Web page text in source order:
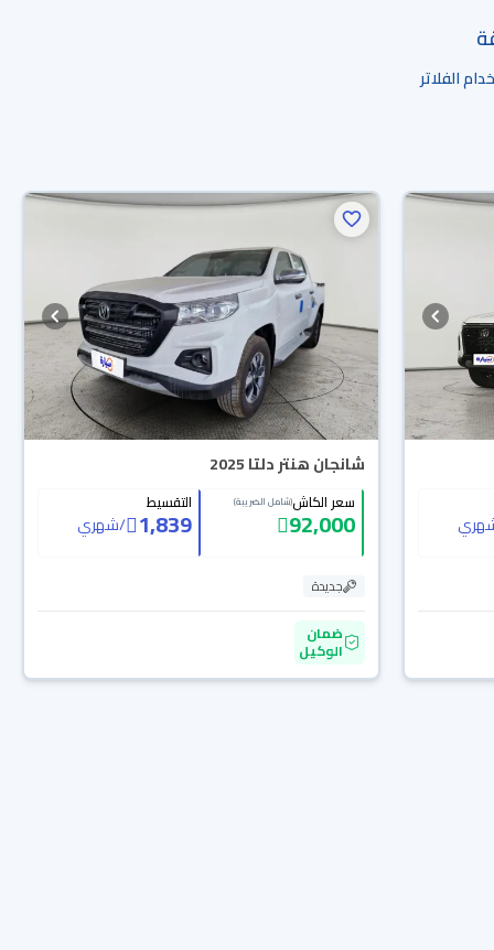
الفلاتر
شانجان هنتر دلتا 2025
سعر الكاش(شامل الضريبة)
92,000
التقسيط
1,839
/شهري
جديدة
ضمان
الوكيل